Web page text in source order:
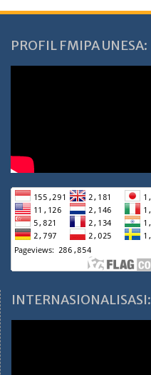
PROFIL FMIPA UNESA:
INTERNASIONALISASI: